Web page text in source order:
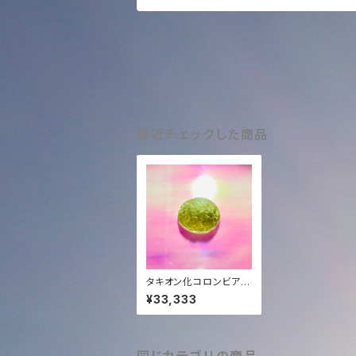
最近チェックした商品
タキオン化コロンビアナ
イト(レアチンターマニ)
超透明宝石グレード3.8
g✨
¥33,333